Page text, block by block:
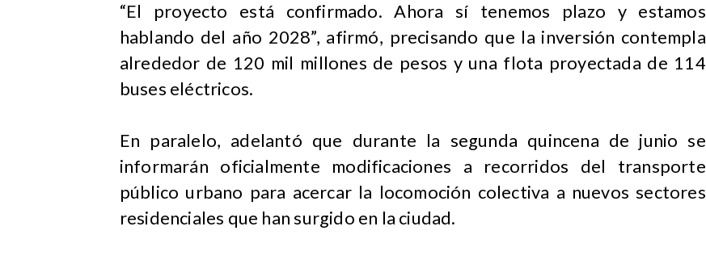
“El proyecto está confirmado. Ahora sí tenemos plazo y estamos
hablando del año 2028”, afirmó, precisando que la inversión contempla
alrededor de 120 mil millones de pesos y una flota proyectada de 114
buses eléctricos.
En paralelo, adelantó que durante la segunda quincena de junio se
informarán oficialmente modificaciones a recorridos del transporte
público urbano para acercar la locomoción colectiva a nuevos sectores
residenciales que han surgido en la ciudad.